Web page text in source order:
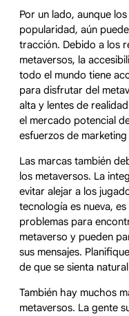
Por un lado, aunque
popularidad, aún
tracción. Debido a los
metaversos, la
todo el mundo tiene
para disfrutar del
alta y lentes de
el mercado potencial
esfuerzos de marketing
Las marcas también
los metaversos. La
evitar alejar a los
tecnología es nueva,
problemas para
metaverso y pueden
sus mensajes.
de que se sienta
También hay muchos
metaversos. La gente